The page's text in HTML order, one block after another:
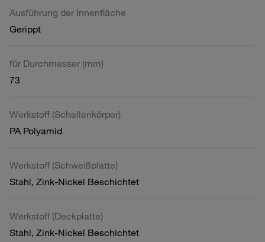
Ausführung der Innenfläche
Gerippt
für Durchmesser (mm)
73
Werkstoff (Schellenkörper)
PA Polyamid
Werkstoff (Schweißplatte)
Stahl, Zink-Nickel Beschichtet
Werkstoff (Deckplatte)
Stahl, Zink-Nickel Beschichtet